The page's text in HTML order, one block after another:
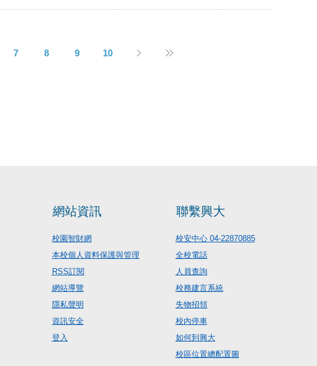
7 8 9 10
網站資訊
校園智財網
本校個人資料保護與管理
RSS訂閱
網站導覽
隱私聲明
資訊安全
登入
聯繫興大
校安中心 04-22870885
全校電話
人員查詢
校務建言系統
失物招領
校內停車
如何到興大
校區位置總配置圖